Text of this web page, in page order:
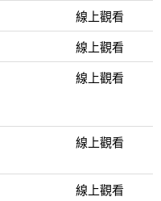
線上觀看
線上觀看
線上觀看
線上觀看
線上觀看